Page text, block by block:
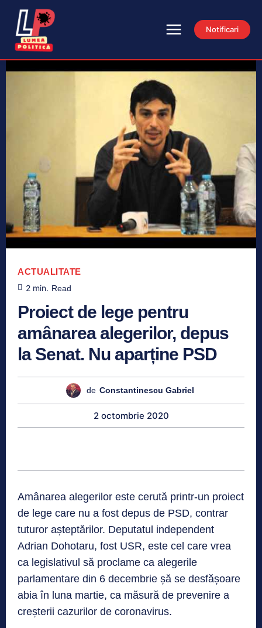
Notificari
ACTUALITATE
2 min. Read
Proiect de lege pentru
amânarea alegerilor, depus
la Senat. Nu aparține PSD
de Constantinescu Gabriel
2 octombrie 2020
Amânarea alegerilor este cerută printr-un proiect
de lege care nu a fost depus de PSD, contrar
tuturor așteptărilor. Deputatul independent
Adrian Dohotaru, fost USR, este cel care vrea
ca legislativul să proclame ca alegerile
parlamentare din 6 decembrie șă se desfășoare
abia în luna martie, ca măsură de prevenire a
creșterii cazurilor de coronavirus.